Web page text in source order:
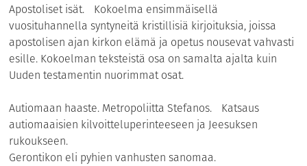
Apostoliset isät. Kokoelma ensimmäisellä
vuosituhannella syntyneitä kristillisiä kirjoituksia, joissa
apostolisen ajan kirkon elämä ja opetus nousevat vahvasti
esille. Kokoelman teksteistä osa on samalta ajalta kuin
Uuden testamentin nuorimmat osat.
Autiomaan haaste. Metropoliitta Stefanos. Katsaus
autiomaaisien kilvoitteluperinteeseen ja Jeesuksen
rukoukseen.
Gerontikon eli pyhien vanhusten sanomaa.